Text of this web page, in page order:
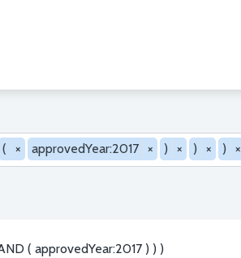
( × approvedYear:2017 × ) × ) × ) ×
( approvedYear:2017 ) ) )